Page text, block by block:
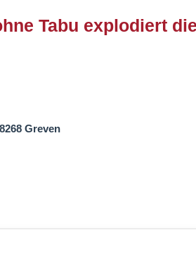
Tabu explodiert die
Greven